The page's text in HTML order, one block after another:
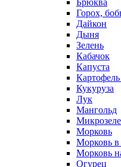
Брюква
Горох,
Дайкон
Дыня
Зелень
Кабачок
Капуста
Кукуруза
Лук
Мангольд
Морковь
Морковь в
Морковь
Огурец